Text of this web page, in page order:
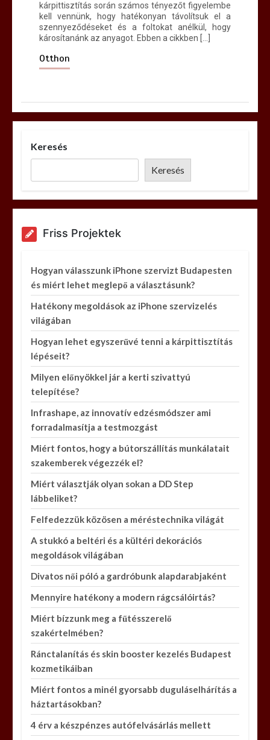
kárpittisztítás során számos tényezőt figyelembe
kell vennünk, hogy hatékonyan távolítsuk el a
szennyeződéseket és a foltokat anélkül, hogy
károsítanánk az anyagot. Ebben a cikkben […]
Otthon
Keresés
Keresés
Friss Projektek
Hogyan válasszunk iPhone szervizt Budapesten
és miért lehet meglepő a választásunk?
Hatékony megoldások az iPhone szervizelés
világában
Hogyan lehet egyszerűvé tenni a kárpittisztítás
lépéseit?
Milyen előnyökkel jár a kerti szivattyú
telepítése?
Infrashape, az innovatív edzésmódszer ami
forradalmasítja a testmozgást
Miért fontos, hogy a bútorszállítás munkálatait
szakemberek végezzék el?
Miért választják olyan sokan a DD Step
lábbeliket?
Felfedezzük közösen a méréstechnika világát
A stukkó a beltéri és a kültéri dekorációs
megoldások világában
Divatos női póló a gardróbunk alapdarabjaként
Mennyire hatékony a modern rágcsálóirtás?
Miért bízzunk meg a fűtésszerelő
szakértelmében?
Ránctalanítás és skin booster kezelés Budapest
kozmetikáiban
Miért fontos a minél gyorsabb duguláselhárítás a
háztartásokban?
4 érv a készpénzes autófelvásárlás mellett